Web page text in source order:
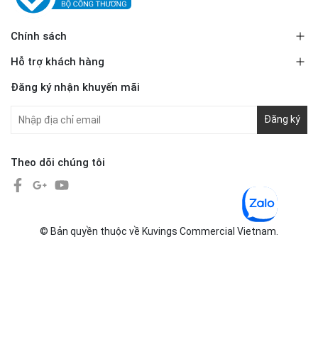
Chính sách
Hỗ trợ khách hàng
Đăng ký nhận khuyến mãi
Đăng ký
Theo dõi chúng tôi
© Bản quyền thuộc về Kuvings Commercial Vietnam.